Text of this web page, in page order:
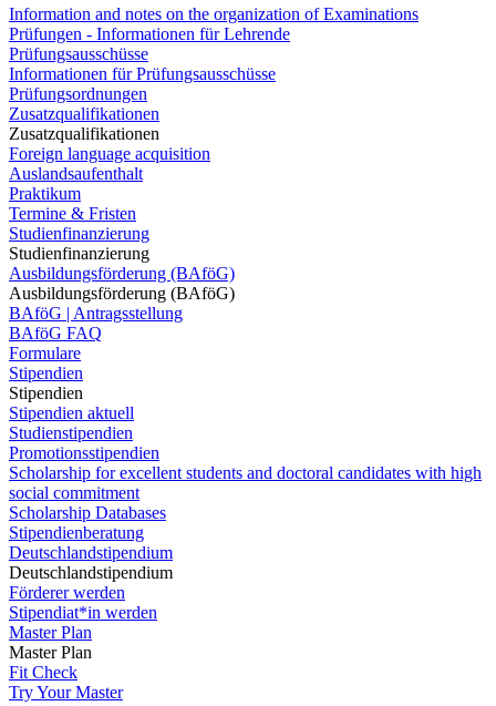
Information and notes on the organization of Examinations
Prüfungen - Informationen für Lehrende
Prüfungsausschüsse
Informationen für Prüfungsausschüsse
Prüfungsordnungen
Zusatzqualifikationen
Zusatzqualifikationen
Foreign language acquisition
Auslandsaufenthalt
Praktikum
Termine & Fristen
Studienfinanzierung
Studienfinanzierung
Ausbildungsförderung (BAföG)
Ausbildungsförderung (BAföG)
BAföG | Antragsstellung
BAföG FAQ
Formulare
Stipendien
Stipendien
Stipendien aktuell
Studienstipendien
Promotionsstipendien
Scholarship for excellent students and doctoral candidates with high
social commitment
Scholarship Databases
Stipendienberatung
Deutschlandstipendium
Deutschlandstipendium
Förderer werden
Stipendiat*in werden
Master Plan
Master Plan
Fit Check
Try Your Master